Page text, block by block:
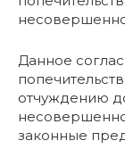
Данное
отчуждению
законные